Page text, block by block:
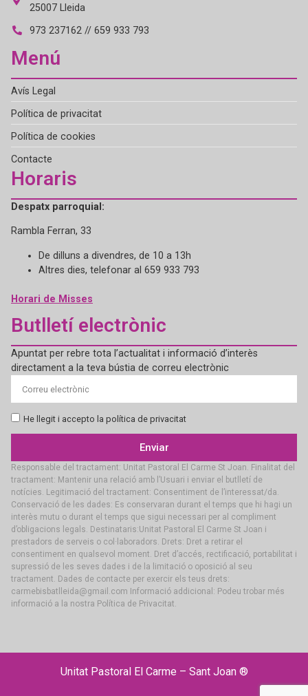
25007 Lleida
973 237162 // 659 933 793
Menú
Avís Legal
Política de privacitat
Política de cookies
Contacte
Horaris
Despatx parroquial:
Rambla Ferran, 33
De dilluns a divendres, de 10 a 13h
Altres dies, telefonar al 659 933 793
Horari de Misses
Butlletí electrònic
Apuntat per rebre tota l’actualitat i informació d’interès
directament a la teva bústia de correu electrònic
He llegit i accepto la política de privacitat
Enviar
Responsable del tractament: Unitat Pastoral El Carme St Joan. Finalitat del
tractament: Mantenir una relació amb l’Usuari i enviar el butlletí de
notícies. Legitimació del tractament: Consentiment de l’interessat/da.
Conservació de les dades: Es conservaran durant el temps que hi hagi un
interès mutu o durant el temps que sigui necessari per al compliment
d’obligacions legals. Destinataris:Unitat Pastoral El Carme St Joan i
prestadors de serveis o col·laboradors. Drets: Dret a retirar el
consentiment en qualsevol moment. Dret d’accés, rectificació, portabilitat i
supressió de les seves dades i de la limitació o oposició al seu
tractament. Dades de contacte per exercir els teus drets:
carmebisbatlleida@gmail.com Informació addicional: Podeu trobar més
informació a la nostra Política de Privacitat.
Unitat Pastoral El Carme – Sant Joan ®